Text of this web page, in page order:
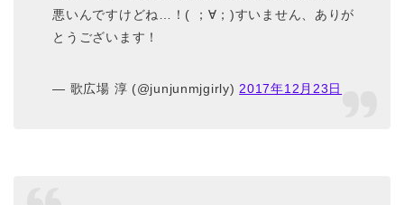
悪いんですけどね…！( ；∀；)すいません、ありが
とうございます！
— 歌広場 淳 (@junjunmjgirly) 2017年12月23日